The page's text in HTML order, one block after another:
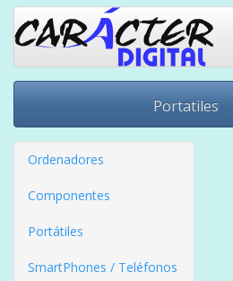
Portatiles
Ordenadores
Componentes
Portátiles
SmartPhones / Teléfonos